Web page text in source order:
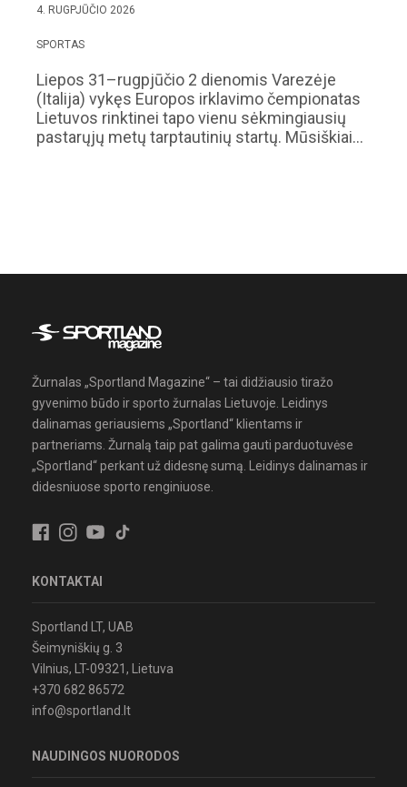
4. RUGPJŪČIO 2026
SPORTAS
Liepos 31–rugpjūčio 2 dienomis Varezėje
(Italija) vykęs Europos irklavimo čempionatas
Lietuvos rinktinei tapo vienu sėkmingiausių
pastarųjų metų tarptautinių startų. Mūsiškiai…
Žurnalas „Sportland Magazine“ – tai didžiausio tiražo
gyvenimo būdo ir sporto žurnalas Lietuvoje. Leidinys
dalinamas geriausiems „Sportland“ klientams ir
partneriams. Žurnalą taip pat galima gauti parduotuvėse
„Sportland“ perkant už didesnę sumą. Leidinys dalinamas ir
didesniuose sporto renginiuose.
KONTAKTAI
Sportland LT, UAB
Šeimyniškių g. 3
Vilnius, LT-09321, Lietuva
+370 682 86572
info@sportland.lt
NAUDINGOS NUORODOS